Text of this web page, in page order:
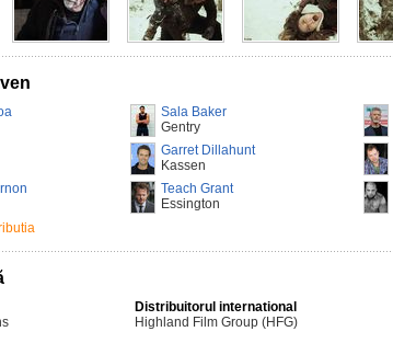
Sala Baker
Gentry
Garret Dillahunt
Kassen
Teach Grant
Essington
Distribuitorul international
Highland Film Group (HFG)